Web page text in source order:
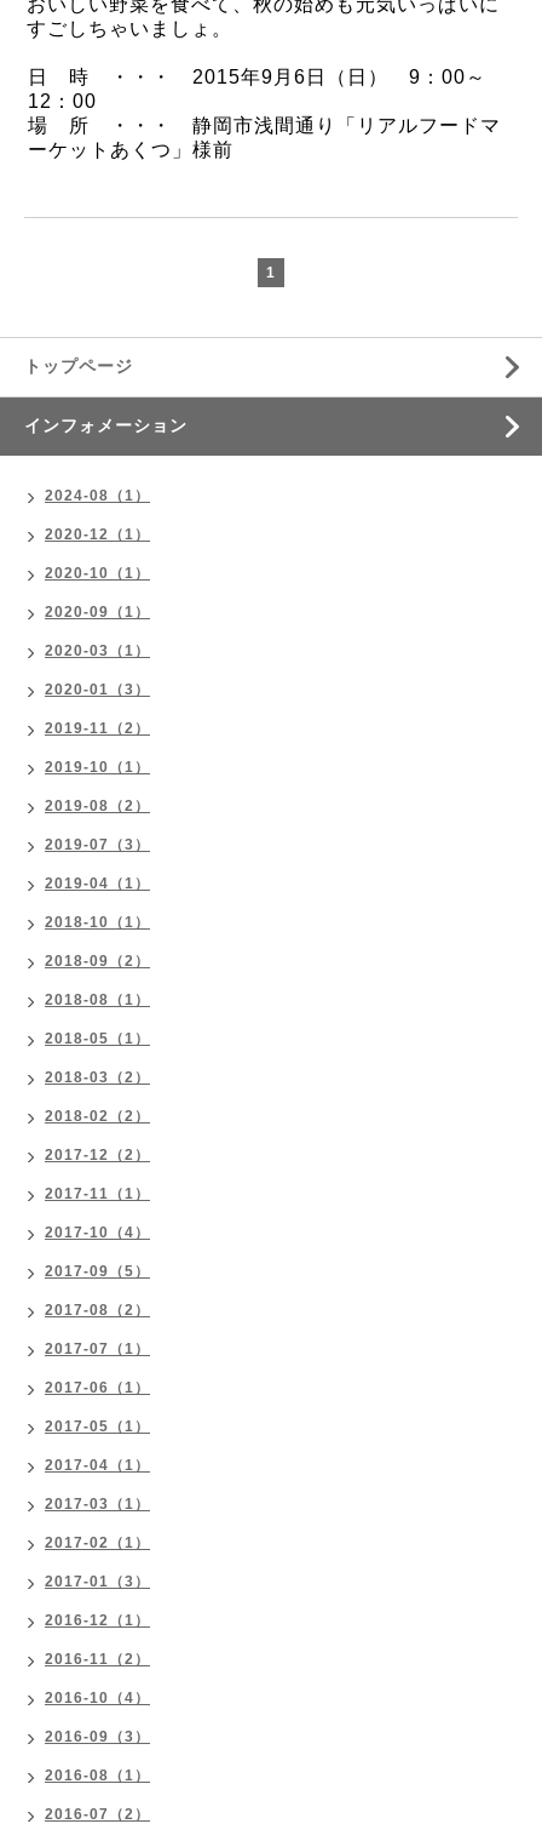
おいしい野菜を食べて、秋の始めも元気いっぱいに
すごしちゃいましょ。
日 時 ・・・ 2015年9月6日（日） 9：00～
12：00
場 所 ・・・ 静岡市浅間通り「リアルフードマ
ーケットあくつ」様前
1
トップページ
インフォメーション
2024-08（1）
2020-12（1）
2020-10（1）
2020-09（1）
2020-03（1）
2020-01（3）
2019-11（2）
2019-10（1）
2019-08（2）
2019-07（3）
2019-04（1）
2018-10（1）
2018-09（2）
2018-08（1）
2018-05（1）
2018-03（2）
2018-02（2）
2017-12（2）
2017-11（1）
2017-10（4）
2017-09（5）
2017-08（2）
2017-07（1）
2017-06（1）
2017-05（1）
2017-04（1）
2017-03（1）
2017-02（1）
2017-01（3）
2016-12（1）
2016-11（2）
2016-10（4）
2016-09（3）
2016-08（1）
2016-07（2）